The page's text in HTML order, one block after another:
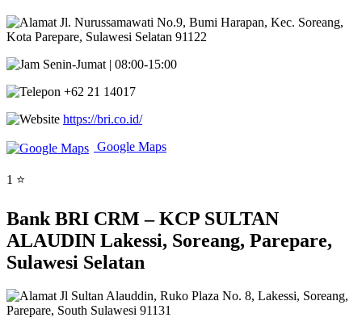
Jl. Nurussamawati No.9, Bumi Harapan, Kec. Soreang,
Kota Parepare, Sulawesi Selatan 91122
Senin-Jumat | 08:00-15:00
+62 21 14017
https://bri.co.id/
Google Maps
1 ⭐
Bank BRI CRM – KCP SULTAN
ALAUDIN Lakessi, Soreang, Parepare,
Sulawesi Selatan
Jl Sultan Alauddin, Ruko Plaza No. 8, Lakessi, Soreang,
Parepare, South Sulawesi 91131